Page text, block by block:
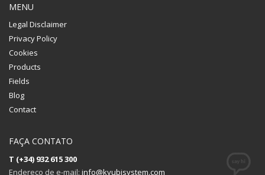
MENU
Legal Disclaimer
Privacy Policy
Cookies
Products
Fields
Blog
Contact
FAÇA CONTATO
T (+34) 932 615 300
Endereço de e-mail: info@kyubisystem.com